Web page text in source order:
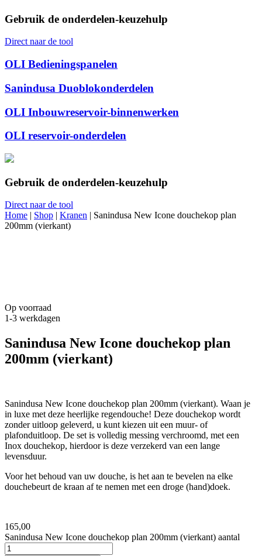
Gebruik de onderdelen-keuzehulp
Direct naar de tool
OLI Bedieningspanelen
Sanindusa Duoblokonderdelen
OLI Inbouwreservoir-binnenwerken
OLI reservoir-onderdelen
Gebruik de onderdelen-keuzehulp
Direct naar de tool
Home | Shop | Kranen | Sanindusa New Icone douchekop plan
200mm (vierkant)
Op voorraad
1-3 werkdagen
Sanindusa New Icone douchekop plan
200mm (vierkant)
Sanindusa New Icone douchekop plan 200mm (vierkant). Waan je
in luxe met deze heerlijke regendouche! Deze douchekop wordt
zonder uitloop geleverd, u kunt kiezen uit een muur- of
plafonduitloop. De set is volledig messing verchroomd, met een
Inox douchekop, hierdoor is deze verzekerd van een lange
levensduur.
Voor het behoud van uw douche, is het aan te bevelen na elke
douchebeurt de kraan af te nemen met een droge (hand)doek.
165,00
Sanindusa New Icone douchekop plan 200mm (vierkant) aantal